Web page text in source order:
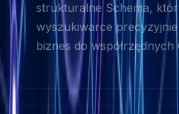
strukturalne Schema,
wyszukiwarce
biznes do współrzędnych